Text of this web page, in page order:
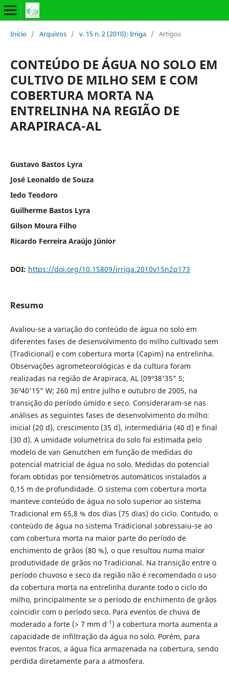
Início / Arquivos / v. 15 n. 2 (2010): Irriga / Artigos
CONTEÚDO DE ÁGUA NO SOLO EM
CULTIVO DE MILHO SEM E COM
COBERTURA MORTA NA
ENTRELINHA NA REGIÃO DE
ARAPIRACA-AL
Gustavo Bastos Lyra
José Leonaldo de Souza
Iedo Teodoro
Guilherme Bastos Lyra
Gilson Moura Filho
Ricardo Ferreira Araújo Júnior
DOI: https://doi.org/10.15809/irriga.2010v15n2p173
Resumo
Avaliou-se a variação do conteúdo de água no solo em
diferentes fases de desenvolvimento do milho cultivado sem
(Tradicional) e com cobertura morta (Capim) na entrelinha.
Observações agrometeorológicas e da cultura foram
realizadas na região de Arapiraca, AL (09º38'35" S;
36º40'15" W; 260 m) entre julho e outubro de 2005, na
transição do período úmido e seco. Consideraram-se nas
análises as seguintes fases de desenvolvimento do milho:
inicial (20 d), crescimento (35 d), intermediária (40 d) e final
(30 d). A umidade volumétrica do solo foi estimada pelo
modelo de van Genutchen em função de medidas do
potencial matricial de água no solo. Medidas do potencial
foram obtidas por tensiômetros automáticos instalados a
0,15 m de profundidade. O sistema com cobertura morta
manteve conteúdo de água no solo superior ao sistema
Tradicional em 65,8 % dos dias (75 dias) do ciclo. Contudo, o
conteúdo de água no sistema Tradicional sobressaiu-se ao
com cobertura morta na maior parte do período de
enchimento de grãos (80 %), o que resultou numa maior
produtividade de grãos no Tradicional. Na transição entre o
período chuvoso e seco da região não é recomendado o uso
da cobertura morta na entrelinha durante todo o ciclo do
milho, principalmente se o período de enchimento de grãos
coincidir com o período seco. Para eventos de chuva de
moderado a forte (> 7 mm d-1 ) a cobertura morta aumenta a
capacidade de infiltração da água no solo. Porém, para
eventos fracos, a água fica armazenada na cobertura, sendo
perdida diretamente para a atmosfera.